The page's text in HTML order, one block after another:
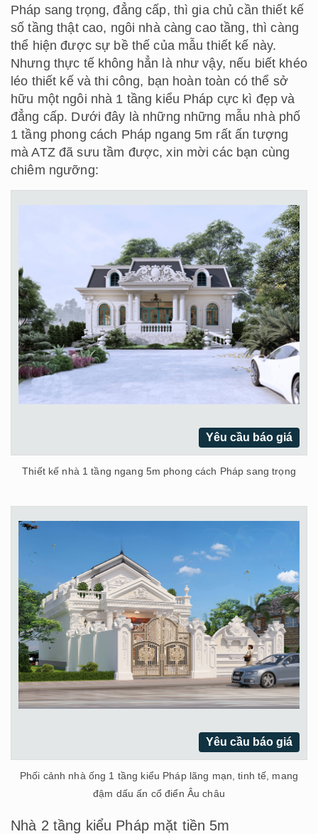
Pháp sang trọng, đẳng cấp, thì gia chủ cần thiết kế
số tầng thật cao, ngôi nhà càng cao tầng, thì càng
thể hiện được sự bề thế của mẫu thiết kế này.
Nhưng thực tế không hẳn là như vậy, nếu biết khéo
léo thiết kế và thi công, bạn hoàn toàn có thể sở
hữu một ngôi nhà 1 tầng kiểu Pháp cực kì đẹp và
đẳng cấp. Dưới đây là những những mẫu nhà phố
1 tầng phong cách Pháp ngang 5m rất ấn tượng
mà ATZ đã sưu tầm được, xin mời các bạn cùng
chiêm ngưỡng:
Yêu cầu báo giá
Thiết kế nhà 1 tầng ngang 5m phong cách Pháp sang trọng
Yêu cầu báo giá
Phối cảnh nhà ống 1 tầng kiểu Pháp lãng mạn, tinh tế, mang
đậm dấu ấn cổ điển Âu châu
Nhà 2 tầng kiểu Pháp mặt tiền 5m